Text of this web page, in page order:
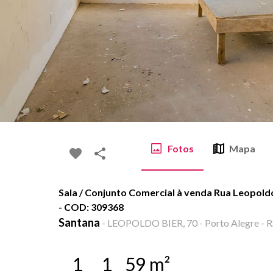
Fotos Mapa
Sala / Conjunto Comercial à venda Rua
- COD: 309368
Santana - LEOPOLDO BIER, 70 - Porto Alegre -
1 1 59 m²